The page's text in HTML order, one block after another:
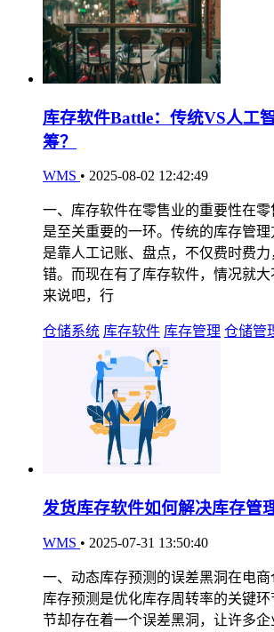
库存软件Battle：传统VS人工
筹？
WMS • 2025-08-02 12:42:49
一、库存软件在零售业的重要性在
是至关重要的一环。传统的库存管
是靠人工记账、盘点，不仅费时费
错。而现在有了库存软件，情况就
来说吧，行
仓储系统 库存软件 库存管理 仓储管
发货库存软件如何解决库存管
WMS • 2025-07-31 13:50:40
一、动态库存预测的误差黑洞在电
库存预测是优化库存周转率的关键
节却存在着一个误差黑洞，让许多企